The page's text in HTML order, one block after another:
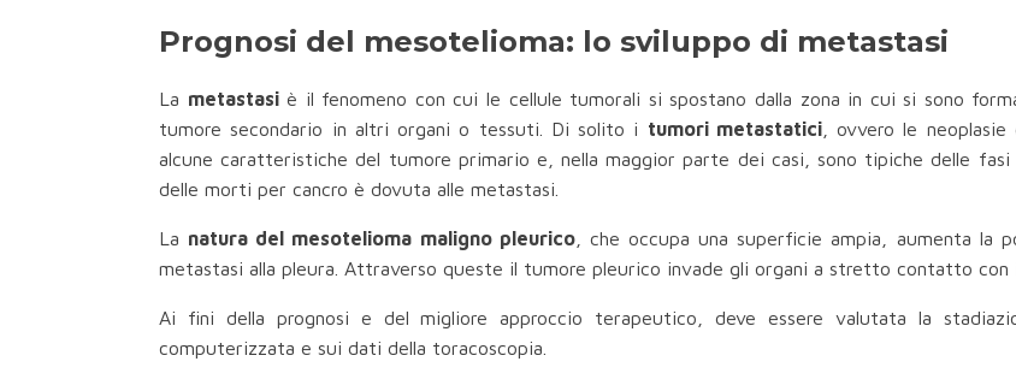
Prognosi del mesotelioma: lo sviluppo di metastasi
La metastasiè il fenomeno con cui le cellule tumorali si spostano dalla zona in cui si sono
tumore secondario in altri organi o tessuti. Di solito i tumori metastatici, ovvero le neoplasie
alcune caratteristiche del tumore primario e, nella maggior parte dei casi, sono tipiche delle
delle morti per cancro è dovuta alle metastasi.
La natura del mesotelioma maligno pleurico, che occupa una superficie ampia, aumenta la
metastasi alla pleura. Attraverso queste il tumore pleurico invade gli organi a stretto contatto con
Ai fini della prognosi e del migliore approccio terapeutico, deve essere valutata la
computerizzata e sui dati della toracoscopia.